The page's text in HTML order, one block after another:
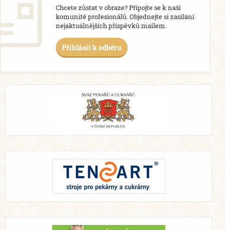
Chcete zůstat v obraze? Připojte se k naší
komunitě profesionálů. Objednejte si zasílání
nejaktuálnějších příspěvků mailem.
Přihlásit k odběru